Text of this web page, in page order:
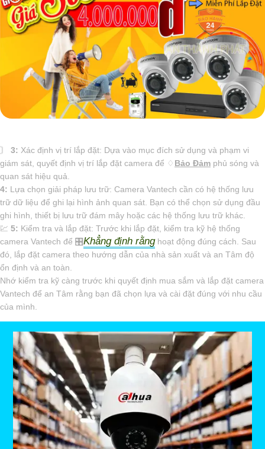
〙 3: Xác định vị trí lắp đặt: Dựa vào mục đích sử dụng và phạm vi
giám sát, quyết định vị trí lắp đặt camera để ♢ Bảo Đảm phủ sóng và
quan sát hiệu quả.
4: Lựa chọn giải pháp lưu trữ: Camera Vantech cần có hệ thống lưu
trữ dữ liệu để ghi lại hình ảnh quan sát. Bạn có thể chọn sử dụng đầu
ghi hình, thiết bị lưu trữ đám mây hoặc các hệ thống lưu trữ khác.
💹 5: Kiểm tra và lắp đặt: Trước khi lắp đặt, kiểm tra kỹ hệ thống
camera Vantech để 🎛Khẳng định rằnghoạt động đúng cách. Sau
đó, lắp đặt camera theo hướng dẫn của nhà sản xuất và an Tâm độ
ổn định và an toàn.
Nhớ kiểm tra kỹ càng trước khi quyết định mua sắm và lắp đặt camera
Vantech để an Tâm rằng bạn đã chọn lựa và cài đặt đúng với nhu cầu
của mình.